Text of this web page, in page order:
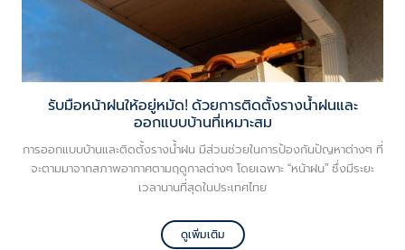
รับมือหน้าฝนให้อยู่หมัด! ด้วยการติดตั้งรางน้ำฝนและ
ออกแบบบ้านที่เหมาะสม
การออกแบบบ้านและติดตั้งรางน้ำฝน มีส่วนช่วยในการป้องกันปัญหาต่างๆ ที่
จะตามมาจากสภาพอากาศตามฤดูกาลต่างๆ โดยเฉพาะ “หน้าฝน” ซึ่งมีระยะ
เวลานานที่สุดในประเทศไทย
ดูเพิ่มเติม